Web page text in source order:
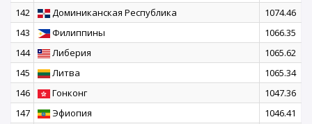
142
Доминиканская Республика
1074.46
143
Филиппины
1066.35
144
Либерия
1065.62
145
Литва
1065.34
146
Гонконг
1047.36
147
Эфиопия
1046.41